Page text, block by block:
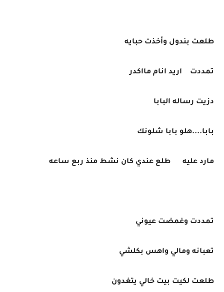
طلعت بندول وأخذت حبايه
تمددت اريد انام مااكدر
دزيت رساله البابا
بابا....هلو بابا شلونك
مارد عليه طلع عندي كان نشط منذ ربع ساعه
تمددت وغمضت عيوني
تعبانه ومالي واهس بكلشي
طلعت لكيت بيت خالي يتغدون